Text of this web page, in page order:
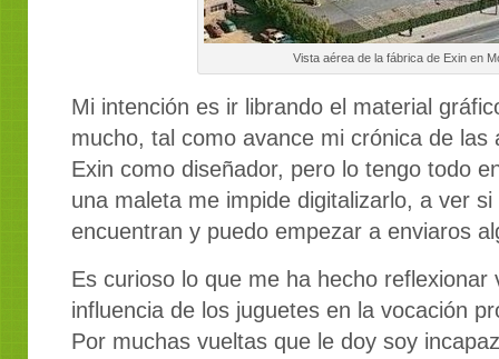
Vista aérea de la fábrica de Exin en
Mi intención es ir librando el material
mucho, tal como avance mi crónica de las
Exin como diseñador, pero lo tengo todo
una maleta me impide digitalizarlo, a ver
encuentran y puedo empezar a enviaros
Es curioso lo que me ha hecho
influencia de los juguetes en la vocación
Por muchas vueltas que le doy soy